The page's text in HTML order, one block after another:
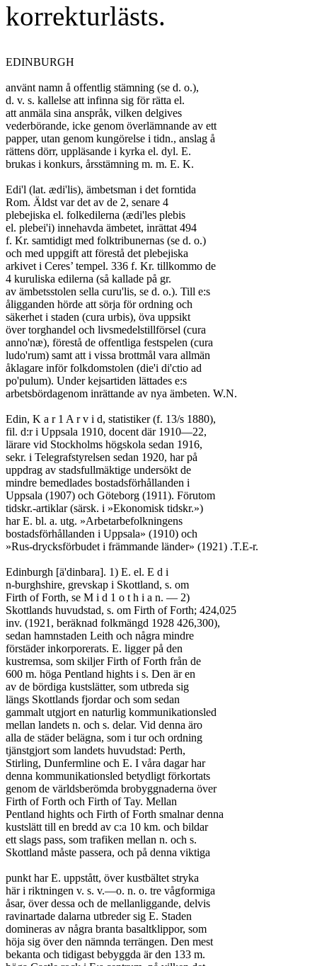
korrekturlästs.
EDINBURGH
använt namn å offentlig stämning (se d. o.),
d. v. s. kallelse att infinna sig för rätta el.
att anmäla sina anspråk, vilken delgives
vederbörande, icke genom överlämnande av ett
papper, utan genom kungörelse i tidn., anslag å
rättens dörr, uppläsande i kyrka el. dyl. E.
brukas i konkurs, årsstämning m. m. E. K.
Edi'l (lat. ædi'lis), ämbetsman i det forntida
Rom. Äldst var det av de 2, senare 4
plebejiska el. folkedilerna (ædi'les plebis
el. plebei'i) innehavda ämbetet, inrättat 494
f. Kr. samtidigt med folktribunernas (se d. o.)
och med uppgift att förestå det plebejiska
arkivet i Ceres’ tempel. 336 f. Kr. tillkommo de
4 kuruliska edilerna (så kallade på gr.
av ämbetsstolen sella curu'lis, se d. o.). Till e:s
åligganden hörde att sörja för ordning och
säkerhet i staden (cura urbis), öva uppsikt
över torghandel och livsmedelstillförsel (cura
anno'næ), förestå de offentliga festspelen (cura
ludo'rum) samt att i vissa brottmål vara allmän
åklagare inför folkdomstolen (die'i di'ctio ad
po'pulum). Under kejsartiden lättades e:s
arbetsbördagenom inrättande av nya ämbeten. W.N.
Edin, K a r 1 A r v i d, statistiker (f. 13/s 1880),
fil. d:r i Uppsala 1910, docent där 1910—22,
lärare vid Stockholms högskola sedan 1916,
sekr. i Telegrafstyrelsen sedan 1920, har på
uppdrag av stadsfullmäktige undersökt de
mindre bemedlades bostadsförhållanden i
Uppsala (1907) och Göteborg (1911). Förutom
tidskr.-artiklar (särsk. i »Ekonomisk tidskr.»)
har E. bl. a. utg. »Arbetarbefolkningens
bostadsförhållanden i Uppsala» (1910) och
»Rus-drycksförbudet i främmande länder» (1921) .T.E-r.
Edinburgh [ä'dinbara]. 1) E. el. E d i
n-burghshire, grevskap i Skottland, s. om
Firth of Forth, se M i d 1 o t h i a n. — 2)
Skottlands huvudstad, s. om Firth of Forth; 424,025
inv. (1921, beräknad folkmängd 1928 426,300),
sedan hamnstaden Leith och några mindre
förstäder inkorporerats. E. ligger på den
kustremsa, som skiljer Firth of Forth från de
600 m. höga Pentland hights i s. Den är en
av de bördiga kustslätter, som utbreda sig
längs Skottlands fjordar och som sedan
gammalt utgjort en naturlig kommunikationsled
mellan landets n. och s. delar. Vid denna äro
alla de städer belägna, som i tur och ordning
tjänstgjort som landets huvudstad: Perth,
Stirling, Dunfermline och E. I våra dagar har
denna kommunikationsled betydligt förkortats
genom de världsberömda brobyggnaderna över
Firth of Forth och Firth of Tay. Mellan
Pentland hights och Firth of Forth smalnar denna
kustslätt till en bredd av c:a 10 km. och bildar
ett slags pass, som trafiken mellan n. och s.
Skottland måste passera, och på denna viktiga
punkt har E. uppstått, över kustbältet stryka
här i riktningen v. s. v.—o. n. o. tre vågformiga
åsar, över dessa och de mellanliggande, delvis
ravinartade dalarna utbreder sig E. Staden
domineras av några branta basaltklippor, som
höja sig över den nämnda terrängen. Den mest
bekanta och tidigast bebyggda är den 133 m.